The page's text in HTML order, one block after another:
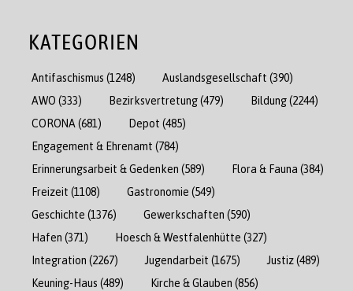
KATEGORIEN
Antifaschismus (1248) Auslandsgesellschaft (390)
AWO (333) Bezirksvertretung(479) Bildung(2244)
CORONA (681) Depot (485)
Engagement & Ehrenamt (784)
Erinnerungsarbeit & Gedenken (589) Flora & Fauna (384)
Freizeit (1108) Gastronomie (549)
Geschichte (1376) Gewerkschaften (590)
Hafen (371) Hoesch & Westfalenhütte (327)
Integration (2267) Jugendarbeit (1675) Justiz(489)
Keuning-Haus (489) Kirche & Glauben (856)